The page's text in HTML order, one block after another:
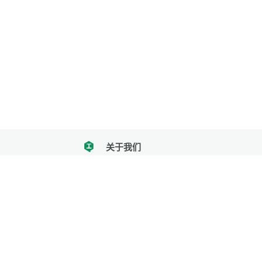
tencent关于我们